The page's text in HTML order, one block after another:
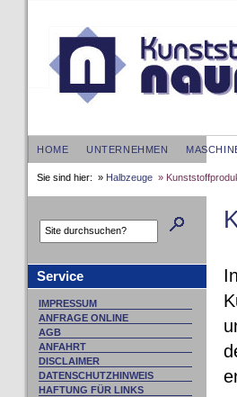
HOME UNTERNEHMEN
Sie sind hier: » Halbzeuge »
Service
IMPRESSUM
ANFRAGE ONLINE
AGB
ANFAHRT
DISCLAIMER
DATENSCHUTZHINWEIS
HAFTUNG FÜR LINKS